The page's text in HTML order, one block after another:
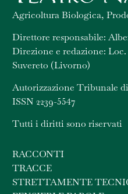
Agricoltura Biologica,
Direttore responsabile:
Direzione e redazione: Loc.
Suvereto (Livorno)
Autorizzazione Tribunale di
ISSN 2239-5547
Tutti i diritti sono riservati
RACCONTI
TRACCE
STRETTAMENTE